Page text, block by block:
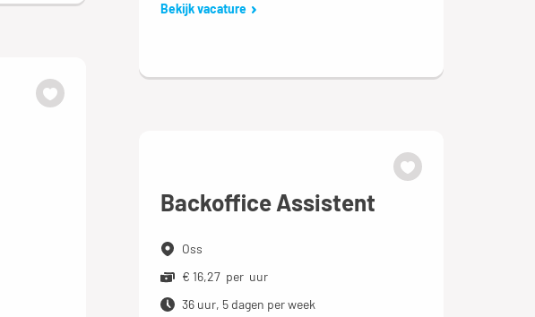
Bekijk vacature
Backoffice Assistent
Oss
€ 16,27 per uur
36 uur, 5 dagen per week